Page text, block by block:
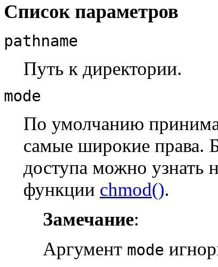
Список параметров
pathname
Путь к директории.
mode
По умолчанию
самые широкие права.
доступа можно узнать
функции chmod().
Замечание:
Аргумент mode